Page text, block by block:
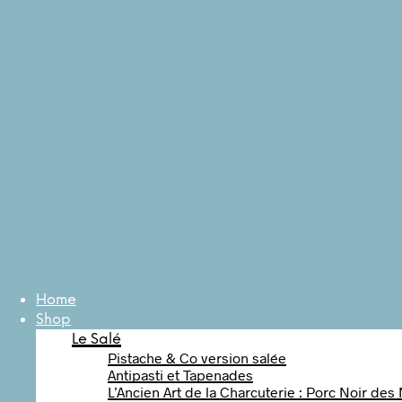
Home
Shop
Le Salé
Pistache & Co version salée
Antipasti et Tapenades
L’Ancien Art de la Charcuterie : Porc Noir des